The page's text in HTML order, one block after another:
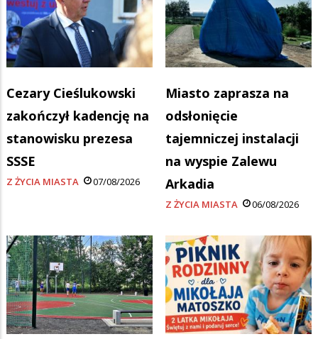
Cezary Cieślukowski
zakończył kadencję na
stanowisku prezesa
SSSE
Z ŻYCIA MIASTA 07/08/2026
Miasto zaprasza na
odsłonięcie
tajemniczej instalacji
na wyspie Zalewu
Arkadia
Z ŻYCIA MIASTA 06/08/2026